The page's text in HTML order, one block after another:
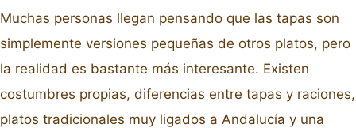
Muchas personas llegan pensando que las tapas son
simplemente versiones pequeñas de otros platos, pero
la realidad es bastante más interesante. Existen
costumbres propias, diferencias entre tapas y raciones,
platos tradicionales muy ligados a Andalucía y una